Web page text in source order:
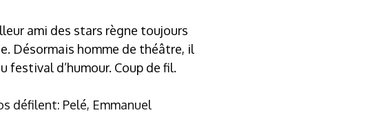
ami des stars règne toujours
Désormais homme de théâtre, il
festival d’humour. Coup de fil.
défilent: Pelé, Emmanuel